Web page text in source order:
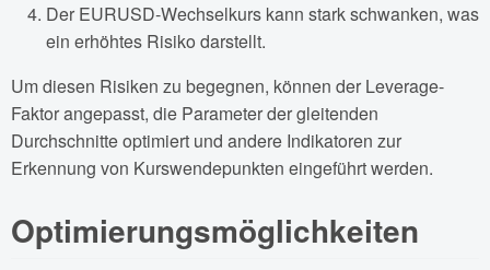
Der EURUSD-Wechselkurs kann stark schwanken, was
ein erhöhtes Risiko darstellt.
Um diesen Risiken zu begegnen, können der Leverage-
Faktor angepasst, die Parameter der gleitenden
Durchschnitte optimiert und andere Indikatoren zur
Erkennung von Kurswendepunkten eingeführt werden.
Optimierungsmöglichkeiten